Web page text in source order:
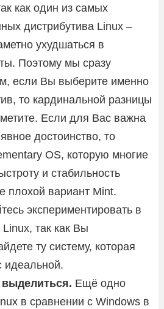
как один из самых
дистрибутива Linux –
ухудшаться в
Поэтому мы сразу
если Вы выберите именно
то кардинальной разницы
Если для Вас важна
достоинство, то
OS, которую многие
и стабильность
плохой вариант Mint.
экспериментировать в
так как Вы
ту систему, которая
идеальной.
Ещё одно
в сравнении с Windows в